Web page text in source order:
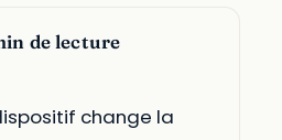
de lecture
change la